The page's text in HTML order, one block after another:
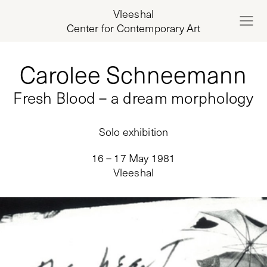
Vleeshal
Center for Contemporary Art
Fresh Blood – a dream morphology
Carolee Schneemann
Solo exhibition
16 – 17 May 1981
Vleeshal